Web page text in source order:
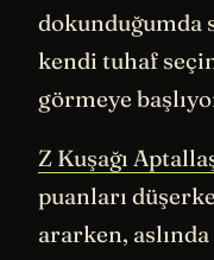
dokunduğumda
kendi tuhaf
görmeye
Z Kuşağı
puanları
ararken,